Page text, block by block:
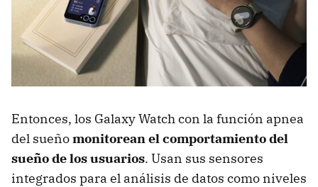
Entonces, los Galaxy Watch con la función apnea
del sueñomonitorean el comportamiento del
sueño de los usuarios. Usan sus sensores
integrados para el análisis de datos como niveles